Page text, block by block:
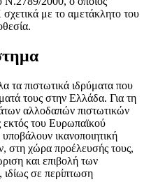
με το αμετάκλητο του
τα πιστωτικά ιδρύματα που
τους στην Ελλάδα. Για τη
αλλοδαπών πιστωτικών
του Ευρωπαϊκού
ικανοποιητική
στη χώρα προέλευσής τους,
και επιβολή των
σε περίπτωση